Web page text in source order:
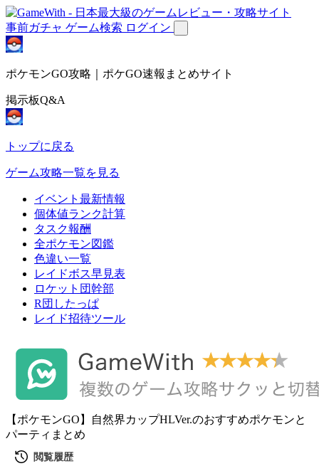
事前ガチャ ゲーム検索 ログイン
ポケモンGO攻略｜ポケGO速報まとめサイト
掲示板Q&A
トップに戻る
ゲーム攻略一覧を見る
イベント最新情報
個体値ランク計算
タスク報酬
全ポケモン図鑑
色違い一覧
レイドボス早見表
ロケット団幹部
R団したっぱ
レイド招待ツール
【ポケモンGO】自然界カップHLVer.のおすすめポケモンと
パーティまとめ